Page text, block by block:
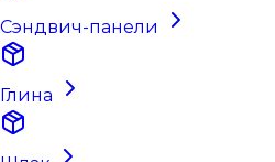
Сэндвич-панели
Глина